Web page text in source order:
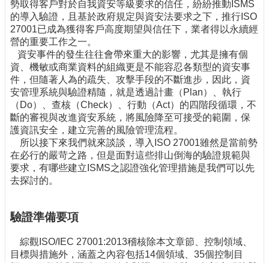
勢取得客戶對於自我資安等級要求的信任，紛紛推動ISMS
的導入驗證，且基於政府規定與資安法要求之下，推行ISO
27001已成為獲得客戶高度期望與信任下，業者得以永續經
營的重要工作之一。
資安事件的發生往往會帶來重大的影響，尤其是擁有個
資、機敏或商業資料的組織更是不能容忍各類型的資安事
件，但隨著人為的疏失、攻擊手段的不斷進步，因此，資
安管理系統與驗證精隨，就是透過計畫（Plan）、執行
（Do）、查核（Check）、行動（Act）的四階段循環，不
斷的審視與改進資安系統，將風險降至可接受的範圍，保
護資訊安全，建立完善的風險管理流程。
所以接下來我們就來談談，導入ISO 27001雖然是當前勢
在必行的嚴苛之路，但是面對這些排山倒海的驗證規範與
要求，有哪些建立ISMS之認證強化管理措施是我們可以先
去探討的。
驗證準備要項
綜觀ISO/IEC 27001:2013稽核除本文章節、控制領域、
目標與措施外，涵蓋之內容包括14個領域、35個控制目